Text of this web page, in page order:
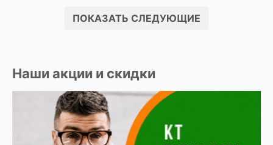
ПОКАЗАТЬ СЛЕДУЮЩИЕ
Наши акции и скидки